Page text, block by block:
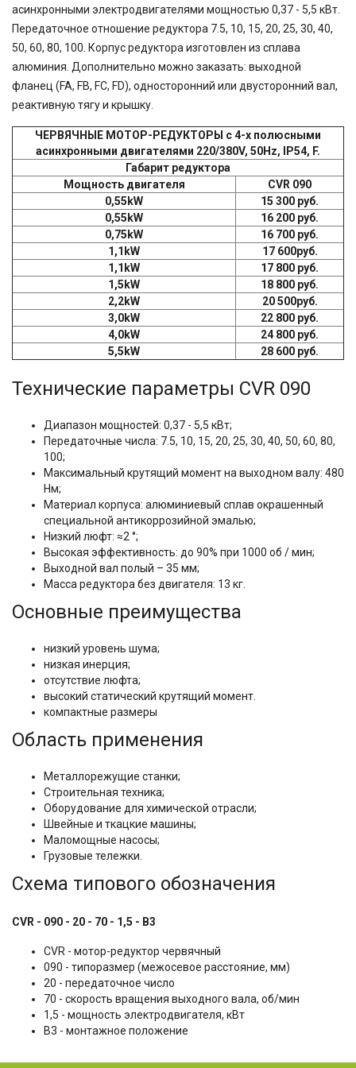
100
116,5
124,97
167,4
189
189,3
400
500
асинхронными электродвигателями мощностью 0,37 - 5,5 кВт.
Передаточное отношение редуктора 7.5, 10, 15, 20, 25, 30, 40,
50, 60, 80, 100. Корпус редуктора изготовлен из сплава
алюминия. Дополнительно можно заказать: выходной
фланец (FA, FB, FC, FD), односторонний или двусторонний вал,
реактивную тягу и крышку.
ЧЕРВЯЧНЫЕ МОТОР-РЕДУКТОРЫ с 4-х полюсными
асинхронными двигателями 220/380V, 50Hz, IP54, F.
Габарит редуктора
Мощность двигателя
CVR 090
0,55kW
15 300 руб.
0,55kW
16 200 руб.
0,75kW
16 700 руб.
1,1kW
17 600руб.
1,1kW
17 800 руб.
1,5kW
18 800 руб.
2,2kW
20 500руб.
3,0kW
22 800 руб.
4,0kW
24 800 руб.
5,5kW
28 600 руб.
Технические параметры CVR 090
Диапазон мощностей: 0,37 - 5,5 кВт;
Передаточные числа: 7.5, 10, 15, 20, 25, 30, 40, 50, 60, 80,
100;
Максимальный крутящий момент на выходном валу: 480
Нм;
Материал корпуса: алюминиевый сплав окрашенный
специальной антикоррозийной эмалью;
Низкий люфт: ≈2 °;
Высокая эффективность: до 90% при 1000 об / мин;
Выходной вал полый – 35 мм;
Масса редуктора без двигателя: 13 кг.
Основные преимущества
низкий уровень шума;
низкая инерция;
отсутствие люфта;
высокий статический крутящий момент.
компактные размеры
Область применения
Металлорежущие станки;
Строительная техника;
Оборудование для химической отрасли;
Швейные и ткацкие машины;
Маломощные насосы;
Грузовые тележки.
Схема типового обозначения
CVR - 090 - 20 - 70 - 1,5 - B3
CVR - мотор-редуктор червячный
090 - типоразмер (межосевое расстояние, мм)
20 - передаточное число
70 - скорость вращения выходного вала, об/мин
1,5 - мощность электродвигателя, кВт
B3 - монтажное положение